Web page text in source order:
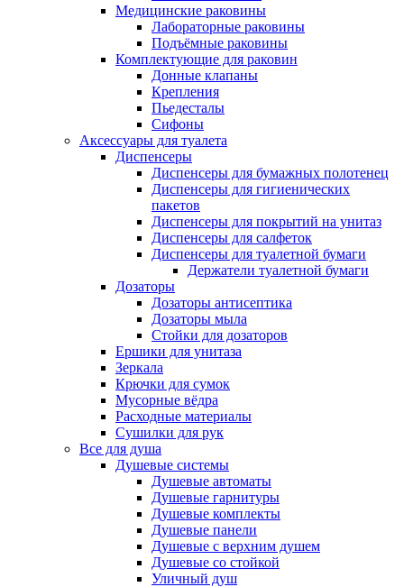
Медицинские раковины
Лабораторные раковины
Подъёмные раковины
Комплектующие для раковин
Донные клапаны
Крепления
Пьедесталы
Сифоны
Аксессуары для туалета
Диспенсеры
Диспенсеры для бумажных полотенец
Диспенсеры для гигиенических
пакетов
Диспенсеры для покрытий на унитаз
Диспенсеры для салфеток
Диспенсеры для туалетной бумаги
Держатели туалетной бумаги
Дозаторы
Дозаторы антисептика
Дозаторы мыла
Стойки для дозаторов
Ершики для унитаза
Зеркала
Крючки для сумок
Мусорные вёдра
Расходные материалы
Сушилки для рук
Все для душа
Душевые системы
Душевые автоматы
Душевые гарнитуры
Душевые комплекты
Душевые панели
Душевые с верхним душем
Душевые со стойкой
Уличный душ